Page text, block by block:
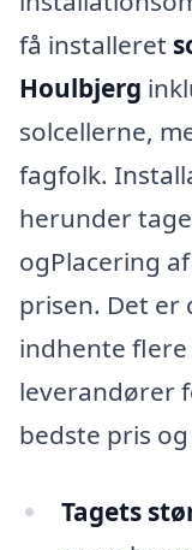
få installeret
Houlbjerg
solcellerne,
fagfolk.
herunder
ogPlacering
prisen. Det er
indhente
leverandører
bedste pris
Tagets